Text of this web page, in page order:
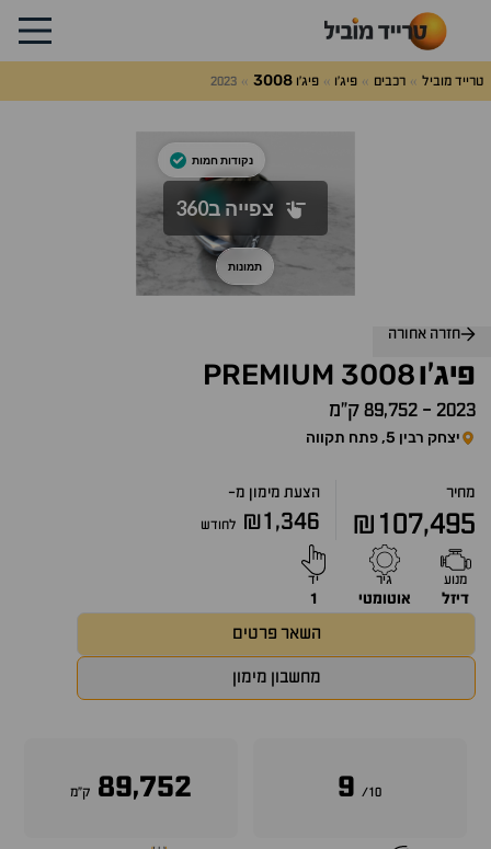
טרייד מוביל רכבים פיג'ו פיג'ו3008
2023
חזרה אחורה
פיג'ו3008
PREMIUM
2023
- 89,752 ק״מ
יצחק רבין 5, פתח תקווה
מחיר
₪107,495
הצעת מימון מ-
₪1,346 לחודש
מנוע
דיזל
גיר
אוטומטי
יד
1
השאר פרטים
מחשבון מימון
10/
9
89,752 ק״מ